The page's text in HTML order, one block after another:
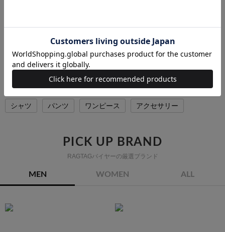
サイズ：39(M位)
10,200円（税込）
finamoreの他のカテゴリから探す
シャツ パンツ ワンピース アクセサリー
PICK UP BRAND
RAGTAGバイヤーの厳選ブランド
MEN WOMEN ALL